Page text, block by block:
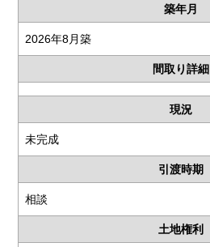
築年月
2026年8月築
間取り詳細
現況
未完成
引渡時期
相談
土地権利